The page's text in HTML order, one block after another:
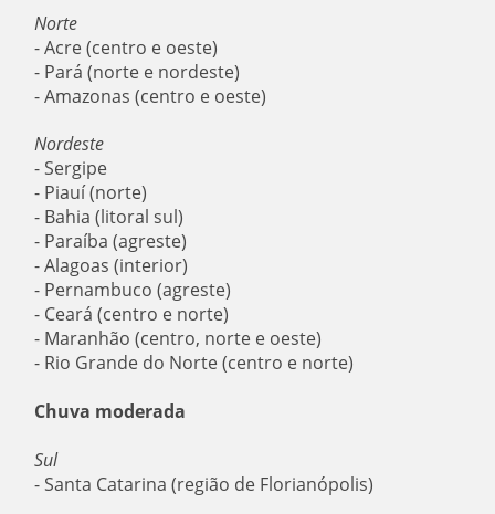
Norte
- Acre (centro e oeste)
- Pará (norte e nordeste)
- Amazonas (centro e oeste)
Nordeste
- Sergipe
- Piauí (norte)
- Bahia (litoral sul)
- Paraíba (agreste)
- Alagoas (interior)
- Pernambuco (agreste)
- Ceará (centro e norte)
- Maranhão (centro, norte e oeste)
- Rio Grande do Norte (centro e norte)
Chuva moderada
Sul
- Santa Catarina (região de Florianópolis)